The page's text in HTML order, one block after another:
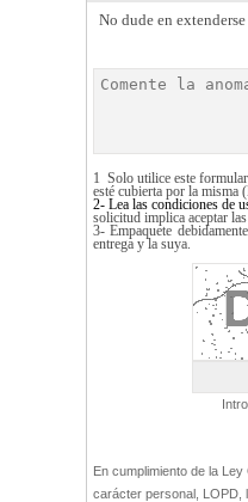
No dude en
1 Solo utilice este
esté cubierta por la misma
2- Lea las condiciones de
solicitud implica aceptar
3- Empaquete
entrega y la suya.
En cumplimiento de la
carácter personal, LOPD,